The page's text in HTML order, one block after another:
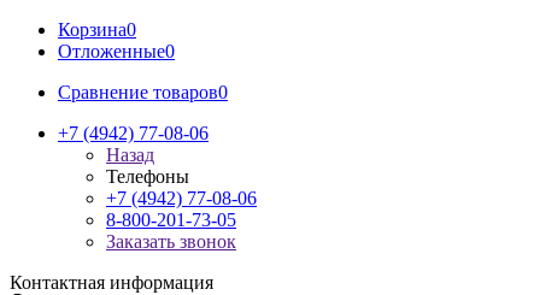
Корзина0
Отложенные0
Сравнение товаров0
+7 (4942) 77-08-06
Назад
Телефоны
+7 (4942) 77-08-06
8-800-201-73-05
Заказать звонок
Контактная информация